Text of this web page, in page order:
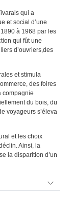
qui a
et social d’une
à 1968 par les
qui fût une
d’ouvriers,des
et stimula
des foires
compagnie
du bois, du
voyageurs s’éleva
et les choix
Ainsi, la
la disparition d’un